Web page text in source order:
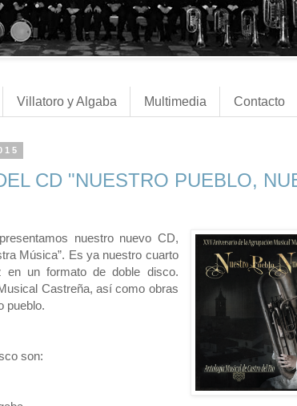
Villatoro y Algaba Multimedia Contacto
CD "NUESTRO PUEBLO,
nuestro nuevo CD,
Música”. Es ya nuestro cuarto
en un formato de doble disco.
Castreña, así como obras
pueblo.
son: